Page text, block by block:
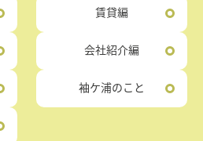
賃貸編
会社紹介編
袖ケ浦のこと